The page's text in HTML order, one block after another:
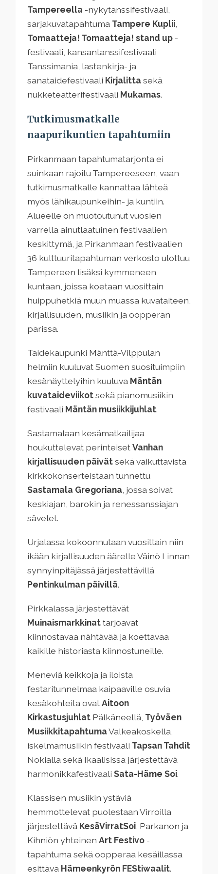
Tampereella -nykytanssifestivaali,
sarjakuvatapahtuma Tampere Kuplii
Tomaatteja! Tomaatteja! stand up -
festivaali, kansantanssifestivaali
Tanssimania, lastenkirja- ja
sanataidefestivaali Kirjalitta sekä
nukketeatterifestivaali Mukamas.
Tutkimusmatkalle
naapurikuntien tapahtumiin
Pirkanmaan tapahtumatarjonta ei
suinkaan rajoitu Tampereeseen, vaan
tutkimusmatkalle kannattaa lähteä
myös lähikaupunkeihin- ja kuntiin.
Alueelle on muotoutunut vuosien
varrella ainutlaatuinen festivaalien
keskittymä, ja Pirkanmaan festivaalien
36 kulttuuritapahtuman verkosto ulottuu
Tampereen lisäksi kymmeneen
kuntaan, joissa koetaan vuosittain
huippuhetkiä muun muassa kuvataiteen,
kirjallisuuden, musiikin ja oopperan
parissa.
Taidekaupunki Mänttä-Vilppulan
helmiin kuuluvat Suomen suosituimpiin
kesänäyttelyihin kuuluva Mäntän
kuvataideviikotsekä pianomusiikin
festivaali Mäntän musiikkijuhlat.
Sastamalaan kesämatkailijaa
houkuttelevat perinteisetVanhan
kirjallisuuden päivätsekä vaikuttavista
kirkkokonserteistaan tunnettu
Sastamala Gregoriana , jossa soivat
keskiajan, barokin ja renessanssiajan
sävelet.
Urjalassa kokoonnutaan vuosittain niin
ikään kirjallisuuden äärelle Väinö Linnan
synnyinpitäjässä järjestettävillä
Pentinkulman päivillä.
Pirkkalassa järjestettävät
Muinaismarkkinattarjoavat
kiinnostavaa nähtävää ja koettavaa
kaikille historiasta kiinnostuneille.
Meneviä keikkoja ja iloista
festaritunnelmaa kaipaaville osuvia
kesäkohteita ovatAitoon
Kirkastusjuhlat Pälkäneellä, Työväen
MusiikkitapahtumaValkeakoskella,
iskelmämusiikin festivaali Tapsan Tahdit
Nokialla sekä Ikaalisissa järjestettävä
harmonikkafestivaali Sata-Häme Soi.
Klassisen musiikin ystäviä
hemmottelevat puolestaan Virroilla
järjestettävä KesäVirratSoi , Parkanon ja
Kihniön yhteinen Art Festivo -
tapahtuma sekä oopperaa kesäillassa
esittävä Hämeenkyrön FEStiwaalit.